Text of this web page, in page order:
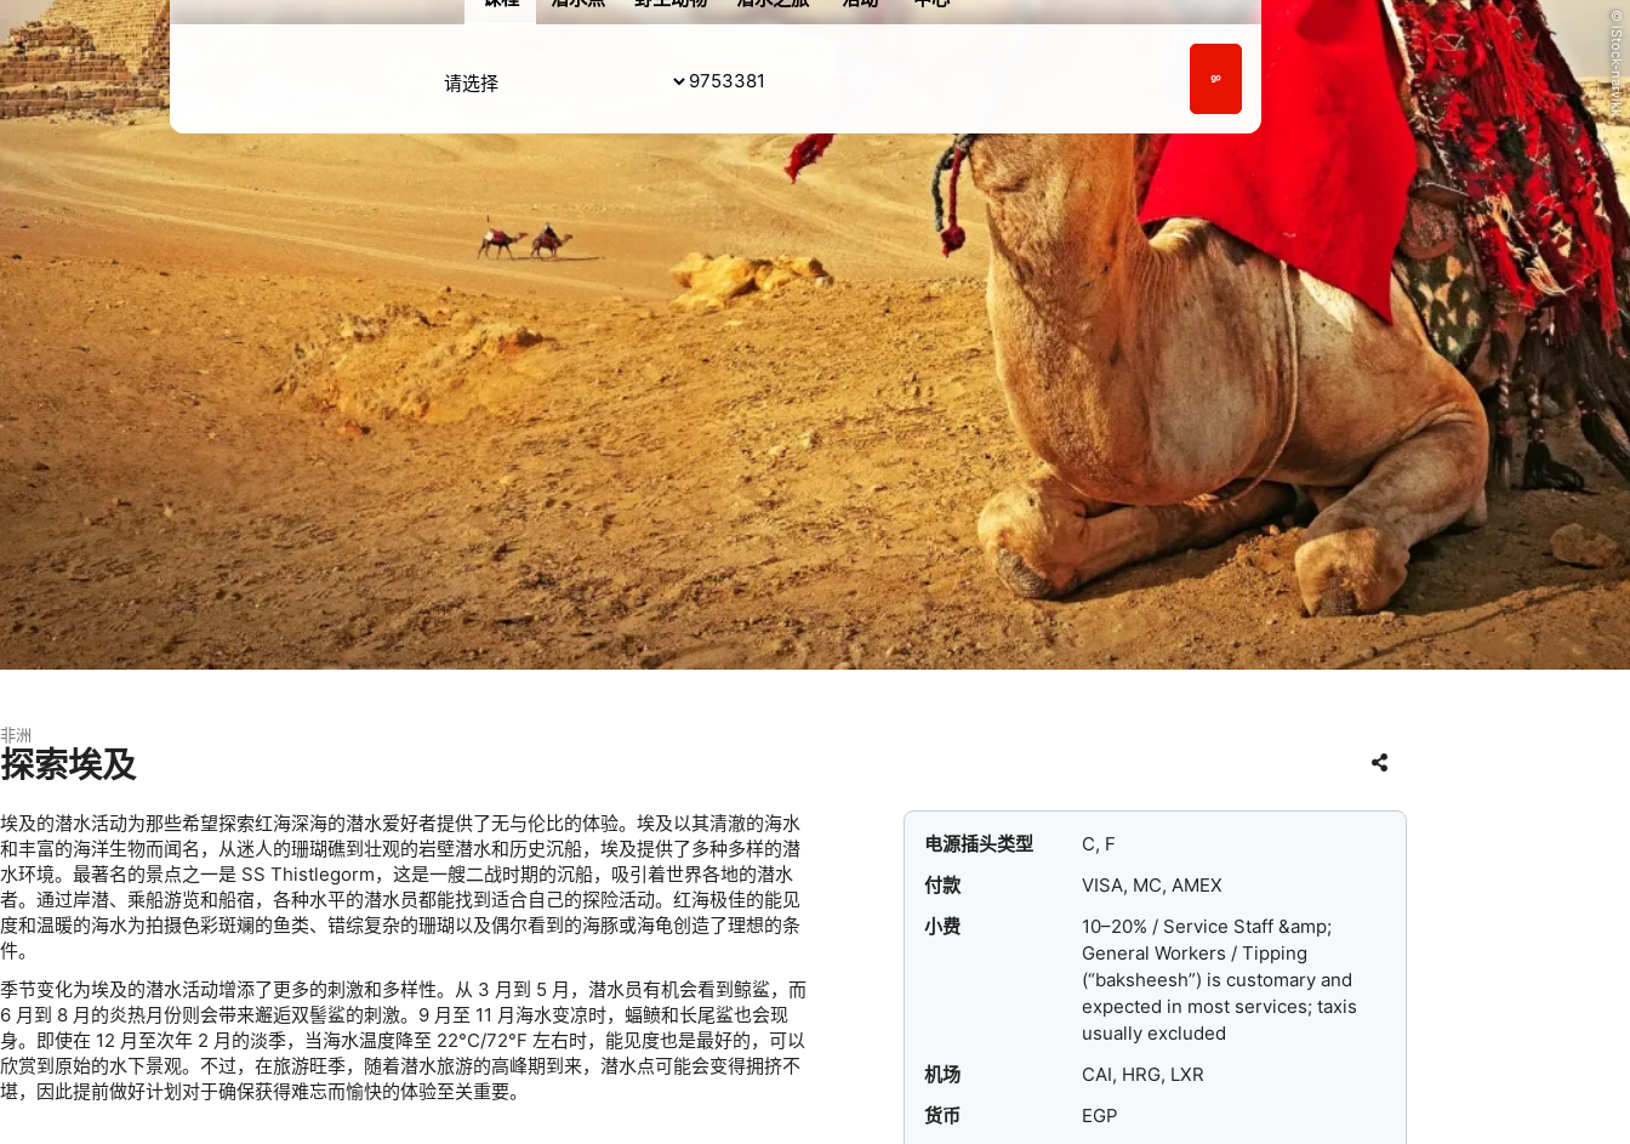
© iStock-narvikk
非洲
探索埃及
埃及的潜水活动为那些希望探索红海深海的潜水爱好者提供了无与伦比的体验。埃及以其清澈的海水
和丰富的海洋生物而闻名，从迷人的珊瑚礁到壮观的岩壁潜水和历史沉船，埃及提供了多种多样的潜
水环境。最著名的景点之一是 SS Thistlegorm，这是一艘二战时期的沉船，吸引着世界各地的潜水
者。通过岸潜、乘船游览和船宿，各种水平的潜水员都能找到适合自己的探险活动。红海极佳的能见
度和温暖的海水为拍摄色彩斑斓的鱼类、错综复杂的珊瑚以及偶尔看到的海豚或海龟创造了理想的条
件。
季节变化为埃及的潜水活动增添了更多的刺激和多样性。从 3 月到 5 月，潜水员有机会看到鲸鲨，而
6 月到 8 月的炎热月份则会带来邂逅双髻鲨的刺激。9 月至 11 月海水变凉时，蝠鲼和长尾鲨也会现
身。即使在 12 月至次年 2 月的淡季，当海水温度降至 22°C/72°F 左右时，能见度也是最好的，可以
欣赏到原始的水下景观。不过，在旅游旺季，随着潜水旅游的高峰期到来，潜水点可能会变得拥挤不
堪，因此提前做好计划对于确保获得难忘而愉快的体验至关重要。
电源插头类型
C, F
付款
VISA, MC, AMEX
小费
10–20% / Service Staff &amp;
General Workers / Tipping
(“baksheesh”) is customary and
expected in most services; taxis
usually excluded
机场
CAI, HRG, LXR
货币
EGP